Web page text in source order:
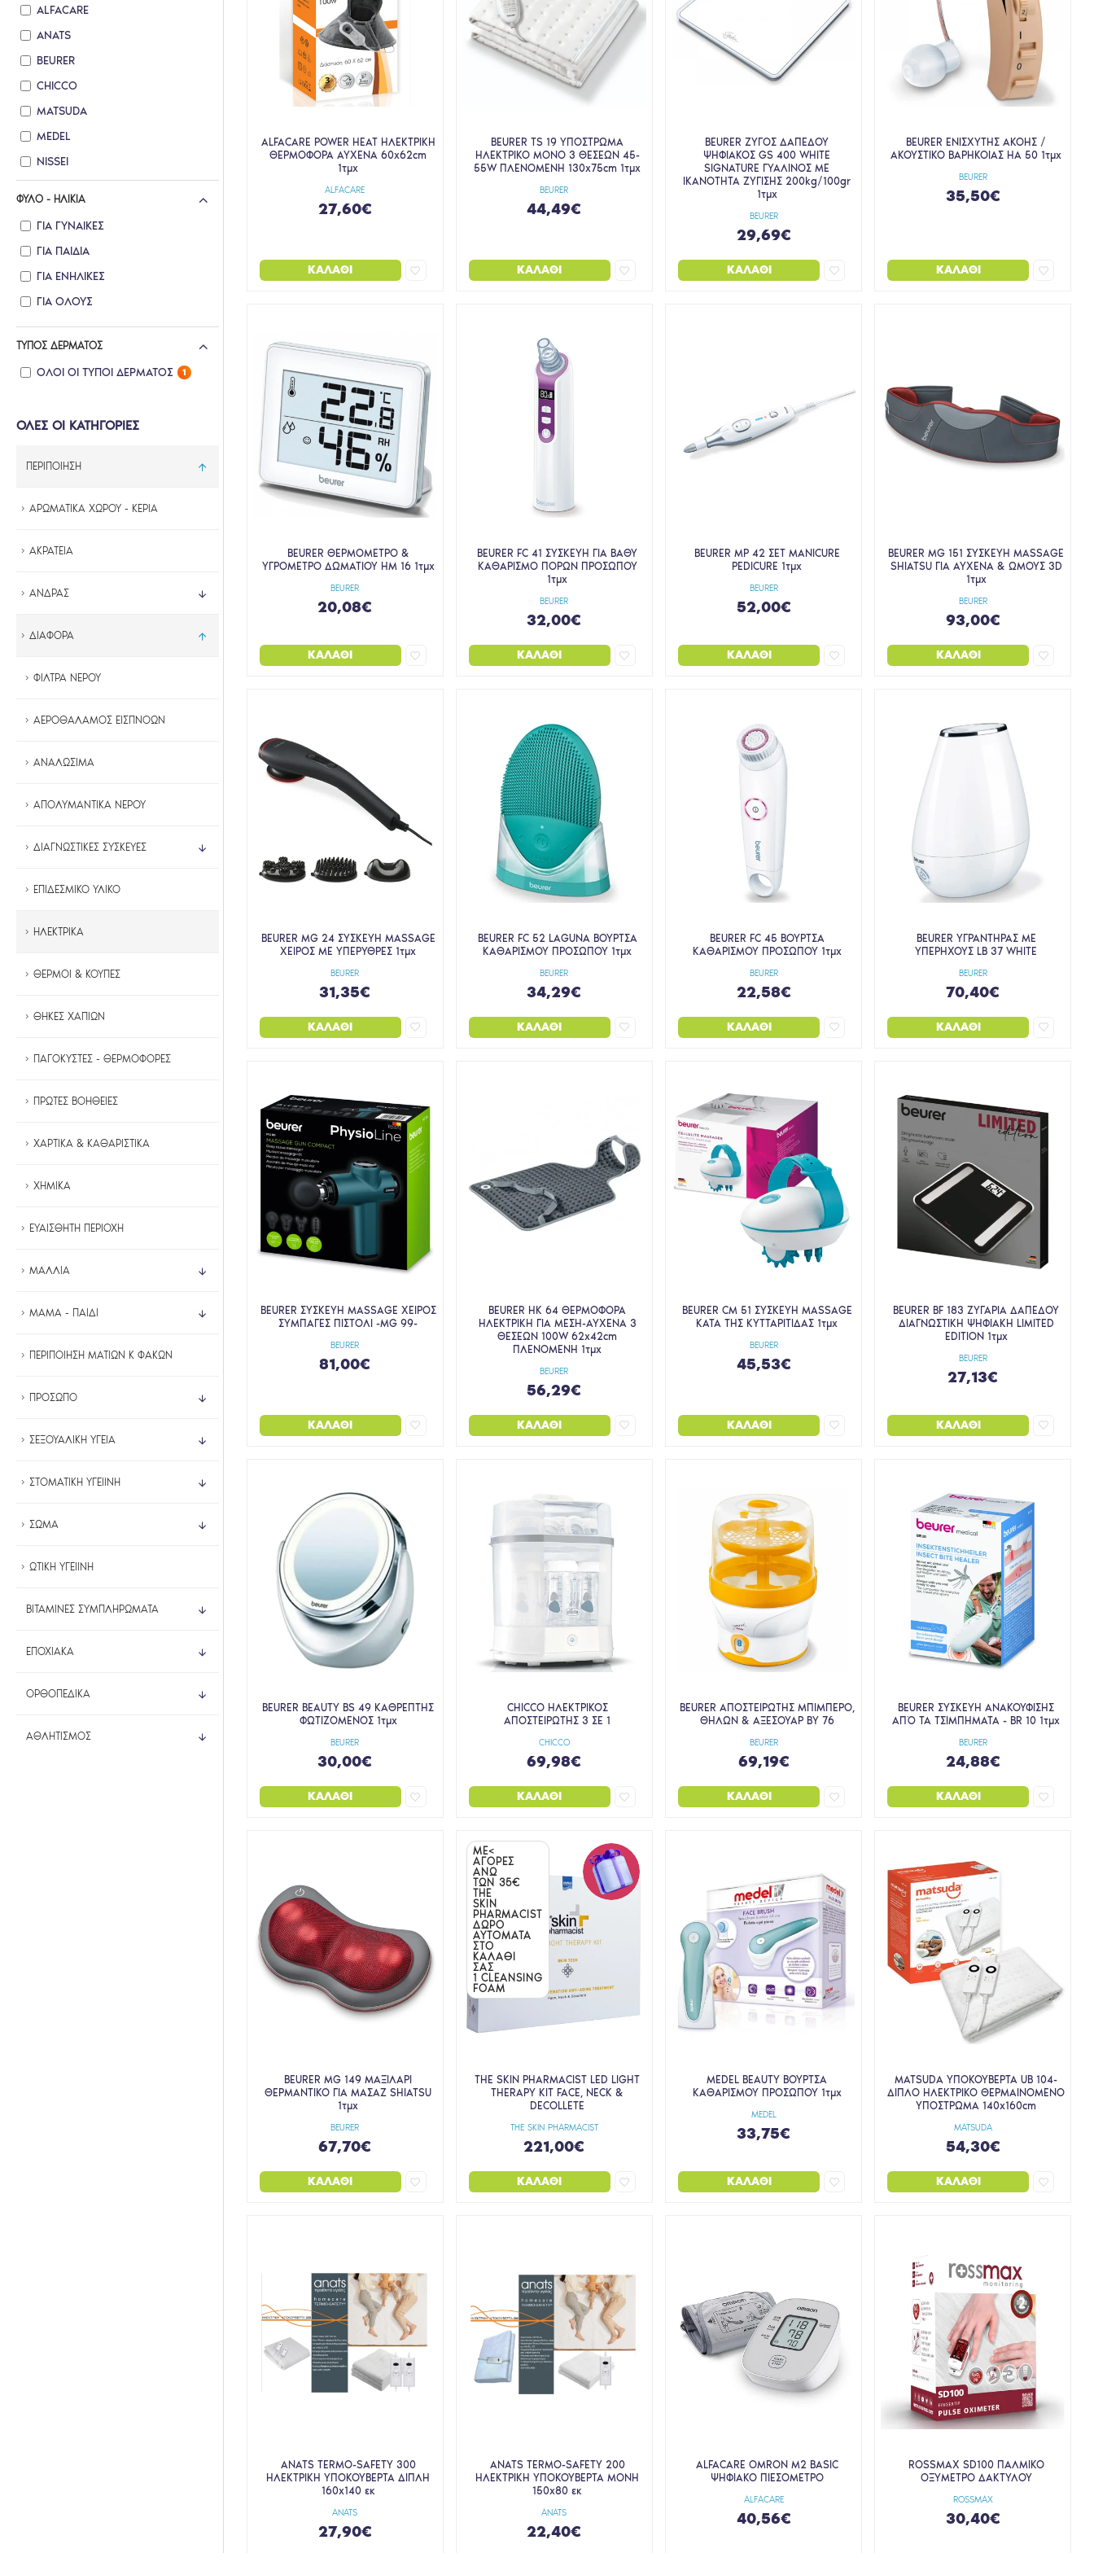
ALFACARE
ANATS
BEURER
CHICCO
MATSUDA
MEDEL
NISSEI
ΤΎΠΟΣ ΔΈΡΜΑΤΟΣ
ΌΛΟΙ ΟΙ ΤΎΠΟΙ ΔΈΡΜΑΤΟΣ 1
ΦΎΛΟ - ΗΛΙΚΊΑ
ΓΙΑ ΓΥΝΑΊΚΕΣ
ΓΙΑ ΠΑΙΔΙΆ
ΓΙΑ ΕΝΉΛΙΚΕΣ
ΓΙΑ ΌΛΟΥΣ
ΟΛΕΣ ΟΙ ΚΑΤΗΓΟΡΙΕΣ
ΠΕΡΙΠΟΙΗΣΗ
ΑΡΩΜΑΤΙΚΑ ΧΩΡΟΥ - ΚΕΡΙΑ
ΑΚΡΑΤΕΙΑ
ΑΝΔΡΑΣ
ΔΙΑΦΟΡΑ
ΦΙΛΤΡΑ ΝΕΡΟΥ
ΑΕΡΟΘΑΛΑΜΟΣ ΕΙΣΠΝΟΩΝ
ΑΝΑΛΩΣΙΜΑ
ΑΠΟΛΥΜΑΝΤΙΚΑ ΝΕΡΟΥ
ΔΙΑΓΝΩΣΤΙΚΕΣ ΣΥΣΚΕΥΕΣ
ΕΠΙΔΕΣΜΙΚΟ ΥΛΙΚΟ
ΗΛΕΚΤΡΙΚΑ
ΘΕΡΜΟΙ & ΚΟΥΠΕΣ
ΘΗΚΕΣ ΧΑΠΙΩΝ
ΠΑΓΟΚΥΣΤΕΣ - ΘΕΡΜΟΦΟΡΕΣ
ΠΡΩΤΕΣ ΒΟΗΘΕΙΕΣ
ΧΑΡΤΙΚΑ & ΚΑΘΑΡΙΣΤΙΚΑ
ΧΗΜΙΚΑ
ΕΥΑΙΣΘΗΤΗ ΠΕΡΙΟΧΗ
ΜΑΛΛΙΑ
ΜΑΜΑ - ΠΑΙΔΙ
ΠΕΡΙΠΟΙΗΣΗ ΜΑΤΙΩΝ Κ ΦΑΚΩΝ
ΠΡΟΣΩΠΟ
ΣΕΞΟΥΑΛΙΚΗ ΥΓΕΙΑ
ΣΤΟΜΑΤΙΚΗ ΥΓΕΙΙΝΗ
ΣΩΜΑ
ΩΤΙΚΗ ΥΓΕΙΙΝΗ
ΒΙΤΑΜΙΝΕΣ ΣΥΜΠΛΗΡΩΜΑΤΑ
ΕΠΟΧΙΑΚΑ
ΟΡΘΟΠΕΔΙΚΑ
ΑΘΛΗΤΙΣΜΟΣ
ALFACARE
ALFACARE POWER HEAT ΗΛΕΚΤΡΙΚΗ
ΘΕΡΜΟΦΟΡΑ ΑΥΧΕΝΑ 60x62cm
1τμχ
27,60€
ΚΑΛΆΘΙ
BEURER
BEURER TS 19 ΥΠΟΣΤΡΩΜΑ
ΗΛΕΚΤΡΙΚΟ MONΟ 3 ΘΕΣΕΩΝ 45-
55W ΠΛΕΝΟΜΕΝΗ 130x75cm 1τμχ
44,49€
ΚΑΛΆΘΙ
BEURER
BEURER ΖΥΓΟΣ ΔΑΠΕΔΟΥ
ΨΗΦΙΑΚΟΣ GS 400 WHITE
SIGNATURE ΓΥΑΛΙΝΟΣ ΜΕ
ΙΚΑΝΟΤΗΤΑ ΖΥΓΙΣΗΣ 200kg/100gr
1τμχ
29,69€
ΚΑΛΆΘΙ
BEURER
BEURER ΕΝΙΣΧΥΤΗΣ ΑΚΟΗΣ /
ΑΚΟΥΣΤΙΚΟ ΒΑΡΗΚΟΙΑΣ HA 50 1τμχ
35,50€
ΚΑΛΆΘΙ
BEURER
BEURER ΘΕΡΜΟΜΕΤΡΟ &
ΥΓΡΟΜΕΤΡΟ ΔΩΜΑΤΙΟΥ HM 16 1τμχ
20,08€
ΚΑΛΆΘΙ
BEURER
BEURER FC 41 ΣΥΣΚΕΥΗ ΓΙΑ ΒΑΘΥ
ΚΑΘΑΡΙΣΜΟ ΠΟΡΩΝ ΠΡΟΣΩΠΟΥ
1τμχ
32,00€
ΚΑΛΆΘΙ
BEURER
BEURER MP 42 ΣΕΤ ΜΑNICURE
PEDICURE 1τμχ
52,00€
ΚΑΛΆΘΙ
BEURER
BEURER MG 151 ΣΥΣΚΕΥΗ MASSAGE
SHIATSU ΓΙΑ ΑΥΧΕΝΑ & ΩΜΟΥΣ 3D
1τμχ
93,00€
ΚΑΛΆΘΙ
BEURER
BEURER MG 24 ΣΥΣΚΕΥΗ MASSAGE
ΧΕΙΡΟΣ ΜΕ ΥΠΕΡΥΘΡΕΣ 1τμχ
31,35€
ΚΑΛΆΘΙ
BEURER
BEURER FC 52 LAGUNA ΒΟΥΡΤΣΑ
ΚΑΘΑΡΙΣΜΟΥ ΠΡΟΣΩΠΟΥ 1τμχ
34,29€
ΚΑΛΆΘΙ
BEURER
BEURER FC 45 ΒΟΥΡΤΣΑ
ΚΑΘΑΡΙΣΜΟΥ ΠΡΟΣΩΠΟΥ 1τμχ
22,58€
ΚΑΛΆΘΙ
BEURER
BEURER ΥΓΡΑΝΤΗΡΑΣ ΜΕ
ΥΠΕΡΗΧΟΥΣ LB 37 WHITE
70,40€
ΚΑΛΆΘΙ
BEURER
BEURER ΣΥΣΚΕΥΗ MASSAGE ΧΕΙΡΟΣ
ΣΥΜΠΑΓΕΣ ΠΙΣΤΟΛΙ -MG 99-
81,00€
ΚΑΛΆΘΙ
BEURER
BEURER HK 64 ΘΕΡΜΟΦΟΡΑ
ΗΛΕΚΤΡΙΚΗ ΓΙΑ ΜΕΣΗ-ΑΥΧΕΝΑ 3
ΘΕΣΕΩΝ 100W 62x42cm
ΠΛΕΝΟΜΕΝΗ 1τμχ
56,29€
ΚΑΛΆΘΙ
BEURER
BEURER CM 51 ΣΥΣΚΕΥΗ MASSAGE
ΚΑΤΑ ΤΗΣ ΚΥΤΤΑΡΙΤΙΔΑΣ 1τμχ
45,53€
ΚΑΛΆΘΙ
BEURER
BEURER BF 183 ΖΥΓΑΡΙΑ ΔΑΠΕΔΟΥ
ΔΙΑΓΝΩΣΤΙΚΗ ΨΗΦΙΑΚΗ LIMITED
EDITION 1τμχ
27,13€
ΚΑΛΆΘΙ
BEURER
BEURER BEAUTY BS 49 ΚΑΘΡΕΠΤΗΣ
ΦΩΤΙΖΟΜΕΝΟΣ 1τμχ
30,00€
ΚΑΛΆΘΙ
CHICCO
CHICCO ΗΛΕΚΤΡΙΚΟΣ
ΑΠΟΣΤΕΙΡΩΤΗΣ 3 ΣΕ 1
69,98€
ΚΑΛΆΘΙ
BEURER
BEURER ΑΠΟΣΤΕΙΡΩΤΗΣ ΜΠΙΜΠΕΡΟ,
ΘΗΛΩΝ & ΑΞΕΣΟΥΑΡ ΒΥ 76
69,19€
ΚΑΛΆΘΙ
BEURER
BEURER ΣΥΣΚΕΥΗ ΑΝΑΚΟΥΦΙΣΗΣ
ΑΠΌ ΤΑ ΤΣΙΜΠΗΜΑΤΑ - BR 10 1τμχ
24,88€
ΚΑΛΆΘΙ
BEURER
BEURER MG 149 ΜΑΞΙΛΑΡΙ
ΘΕΡΜΑΝΤΙΚΟ ΓΙΑ ΜΑΣΑΖ SHIATSU
1τμχ
67,70€
ΚΑΛΆΘΙ
ΜΕ<
ΑΓΟΡΕΣ
ΑΝΩ
TΩΝ 35€
THE
SKIN
PHARMACIST
ΔΩΡΟ
ΑΥΤΟΜΑΤΑ
ΣΤΟ
ΚΑΛΑΘΙ
ΣΑΣ
1 CLEANSING
FOAM
THE SKIN PHARMACIST
THE SKIN PHARMACIST LED LIGHT
THERAPY KIT FACE, NECK &
DECOLLETE
221,00€
ΚΑΛΆΘΙ
MEDEL
MEDEL BEAUTY ΒΟΥΡΤΣΑ
ΚΑΘΑΡΙΣΜΟΥ ΠΡΟΣΩΠΟΥ 1τμχ
33,75€
ΚΑΛΆΘΙ
MATSUDA
MATSUDA ΥΠΟΚΟΥΒΕΡΤΑ UB 104-
ΔΙΠΛΟ ΗΛΕΚΤΡΙΚΟ ΘΕΡΜΑΙΝΟΜΕΝΟ
ΥΠΟΣΤΡΩΜΑ 140x160cm
54,30€
ΚΑΛΆΘΙ
ANATS
ANATS TERMO-SAFETY 300
ΗΛΕΚΤΡΙΚΗ ΥΠΟΚΟΥΒΕΡΤΑ ΔΙΠΛΗ
160x140 εκ
27,90€
ANATS
ANATS TERMO-SAFETY 200
ΗΛΕΚΤΡΙΚΗ ΥΠΟΚΟΥΒΕΡΤΑ ΜΟΝΗ
150x80 εκ
22,40€
ALFACARE
ALFACARE OMRON M2 BASIC
ΨΗΦΙΑΚΟ ΠΙΕΣΟΜΕΤΡΟ
40,56€
ROSSMAX
ROSSMAX SD100 ΠΑΛΜΙΚΟ
ΟΞΥΜΕΤΡΟ ΔΑΚΤΥΛΟΥ
30,40€